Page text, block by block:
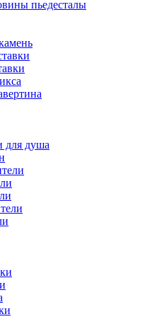
пьедесталы
для душа